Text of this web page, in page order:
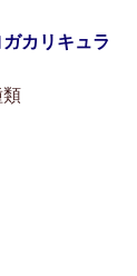
カリキュラ